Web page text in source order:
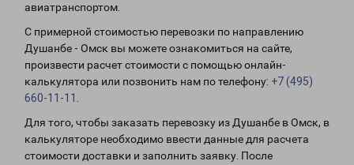
авиатранспортом.
С примерной стоимостью перевозки по направлению
Душанбе - Омск вы можете ознакомиться на сайте,
произвести расчет стоимости с помощью онлайн-
калькулятора или позвонить нам по телефону: +7 (495)
660-11-11
Для того, чтобы заказать перевозку из Душанбе в Омск, в
калькуляторе необходимо ввести данные для расчета
стоимости доставки и заполнить заявку. После